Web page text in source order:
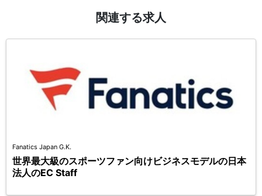
関連する求人
Fanatics Japan G.K.
世界最大級のスポーツファン向けビジネスモデルの日本
法人のEC Staff